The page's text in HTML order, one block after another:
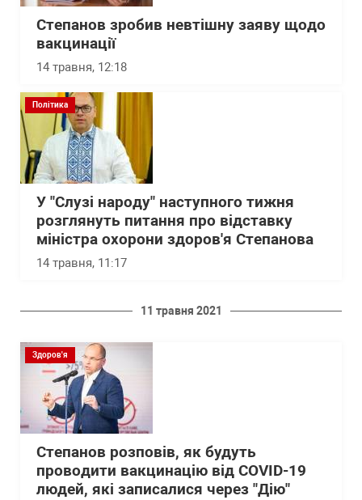
Степанов зробив невтішну заяву щодо
вакцинації
14 травня, 12:18
Політика
У "Слузі народу" наступного тижня
розглянуть питання про відставку
міністра охорони здоров'я Степанова
14 травня, 11:17
11 травня 2021
Здоров'я
Степанов розповів, як будуть
проводити вакцинацію від COVID-19
людей, які записалися через "Дію"